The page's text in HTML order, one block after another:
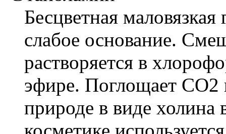
Бесцветная
слабое основание.
растворяется в
эфире. Поглощает СО2
природе в виде холина